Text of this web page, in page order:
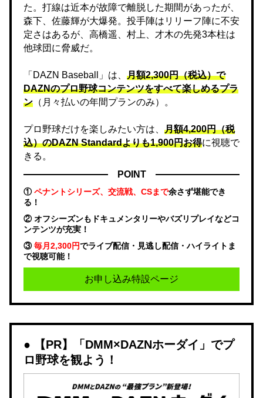
た。打線は近本が故障で離脱した期間があったが、
森下、佐藤輝が大爆発。投手陣はリリーフ陣に不安
定さはあるが、高橋遥、村上、才木の先発3本柱は
他球団に脅威だ。
「DAZN Baseball」は、 月額2,300円（税込）で
DAZNのプロ野球コンテンツをすべて楽しめるプラ
ン （月々払いの年間プランのみ）。
プロ野球だけを楽しみたい方は、 月額4,200円（税
込）のDAZN Standard​よりも1,900円お得に視聴で
きる。
POINT
①ペナントシリーズ、交流戦、CSまで余さず堪能でき
る！
② オフシーズンもドキュメンタリーやバズリプレイなどコ
ンテンツが充実！
③毎月2,300円でライブ配信・見逃し配信・ハイライトま
で視聴可能！
お申し込み特設ページ
【PR】「DMM×DAZNホーダイ」でプ
ロ野球を観よう！